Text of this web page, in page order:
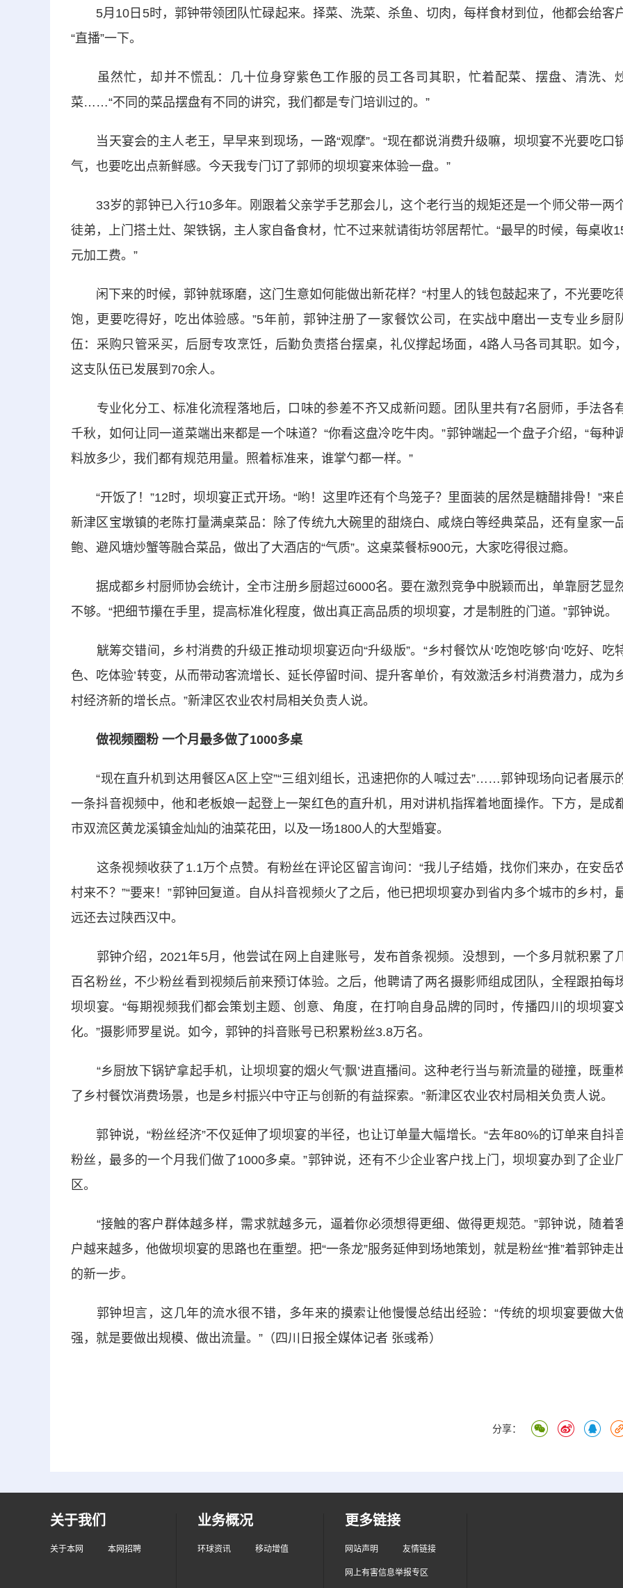
5月10日5时，郭钟带领团队忙碌起来。择菜、洗菜、杀鱼、切肉，每样食材到位，他都会给客
“直播”一下。
虽然忙，却并不慌乱：几十位身穿紫色工作服的员工各司其职，忙着配菜、摆盘、清洗、
菜……“不同的菜品摆盘有不同的讲究，我们都是专门培训过的。”
当天宴会的主人老王，早早来到现场，一路“观摩”。“现在都说消费升级嘛，坝坝宴不光要吃口
气，也要吃出点新鲜感。今天我专门订了郭师的坝坝宴来体验一盘。”
33岁的郭钟已入行10多年。刚跟着父亲学手艺那会儿，这个老行当的规矩还是一个师父带一两
徒弟，上门搭土灶、架铁锅，主人家自备食材，忙不过来就请街坊邻居帮忙。“最早的时候，每桌收
元加工费。”
闲下来的时候，郭钟就琢磨，这门生意如何能做出新花样？“村里人的钱包鼓起来了，不光要吃
饱，更要吃得好，吃出体验感。”5年前，郭钟注册了一家餐饮公司，在实战中磨出一支专业乡厨
伍：采购只管采买，后厨专攻烹饪，后勤负责搭台摆桌，礼仪撑起场面，4路人马各司其职。如今，
这支队伍已发展到70余人。
专业化分工、标准化流程落地后，口味的参差不齐又成新问题。团队里共有7名厨师，手法各
千秋，如何让同一道菜端出来都是一个味道？“你看这盘冷吃牛肉。”郭钟端起一个盘子介绍，“每种
料放多少，我们都有规范用量。照着标准来，谁掌勺都一样。”
“开饭了！”12时，坝坝宴正式开场。“哟！这里咋还有个鸟笼子？里面装的居然是糖醋排骨！”来
新津区宝墩镇的老陈打量满桌菜品：除了传统九大碗里的甜烧白、咸烧白等经典菜品，还有皇家一
鲍、避风塘炒蟹等融合菜品，做出了大酒店的“气质”。这桌菜餐标900元，大家吃得很过瘾。
据成都乡村厨师协会统计，全市注册乡厨超过6000名。要在激烈竞争中脱颖而出，单靠厨艺显
不够。“把细节攥在手里，提高标准化程度，做出真正高品质的坝坝宴，才是制胜的门道。”郭钟说。
觥筹交错间，乡村消费的升级正推动坝坝宴迈向“升级版”。“乡村餐饮从‘吃饱吃够’向‘吃好、吃
色、吃体验’转变，从而带动客流增长、延长停留时间、提升客单价，有效激活乡村消费潜力，成为
村经济新的增长点。”新津区农业农村局相关负责人说。
做视频圈粉 一个月最多做了1000多桌
“现在直升机到达用餐区A区上空”“三组刘组长，迅速把你的人喊过去”……郭钟现场向记者展示
一条抖音视频中，他和老板娘一起登上一架红色的直升机，用对讲机指挥着地面操作。下方，是成
市双流区黄龙溪镇金灿灿的油菜花田，以及一场1800人的大型婚宴。
这条视频收获了1.1万个点赞。有粉丝在评论区留言询问：“我儿子结婚，找你们来办，在安岳
村来不？”“要来！”郭钟回复道。自从抖音视频火了之后，他已把坝坝宴办到省内多个城市的乡村，
远还去过陕西汉中。
郭钟介绍，2021年5月，他尝试在网上自建账号，发布首条视频。没想到，一个多月就积累了
百名粉丝，不少粉丝看到视频后前来预订体验。之后，他聘请了两名摄影师组成团队，全程跟拍每
坝坝宴。“每期视频我们都会策划主题、创意、角度，在打响自身品牌的同时，传播四川的坝坝宴
化。”摄影师罗星说。如今，郭钟的抖音账号已积累粉丝3.8万名。
“乡厨放下锅铲拿起手机，让坝坝宴的烟火气‘飘’进直播间。这种老行当与新流量的碰撞，既重
了乡村餐饮消费场景，也是乡村振兴中守正与创新的有益探索。”新津区农业农村局相关负责人说。
郭钟说，“粉丝经济”不仅延伸了坝坝宴的半径，也让订单量大幅增长。“去年80%的订单来自抖
粉丝，最多的一个月我们做了1000多桌。”郭钟说，还有不少企业客户找上门，坝坝宴办到了企业厂
区。
“接触的客户群体越多样，需求就越多元，逼着你必须想得更细、做得更规范。”郭钟说，随着
户越来越多，他做坝坝宴的思路也在重塑。把“一条龙”服务延伸到场地策划，就是粉丝“推”着郭钟走
的新一步。
郭钟坦言，这几年的流水很不错，多年来的摸索让他慢慢总结出经验：“传统的坝坝宴要做大
强，就是要做出规模、做出流量。”（四川日报全媒体记者 张彧希）
分享：
关于我们
关于本网 本网招聘
业务概况
环球资讯 移动增值
更多链接
网站声明 友情链接
网上有害信息举报专区